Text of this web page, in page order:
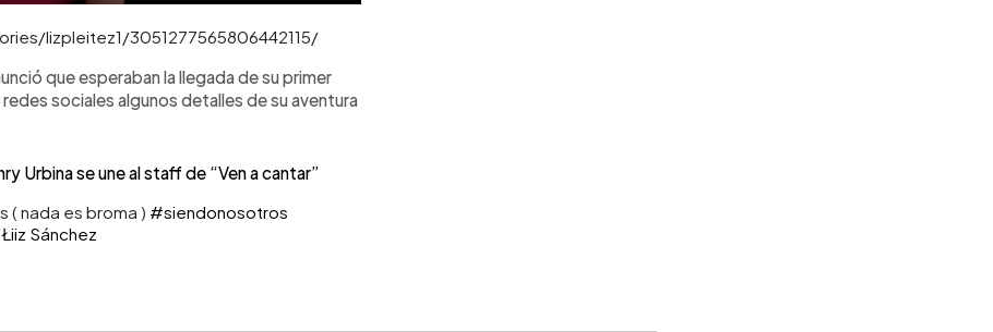
lizpleitez1/3051277565806442115/
que esperaban la llegada de su primer
sociales algunos detalles de su aventura
Urbina se une al staff de “Ven a cantar”
( nada es broma ) #siendonosotros
Sánchez